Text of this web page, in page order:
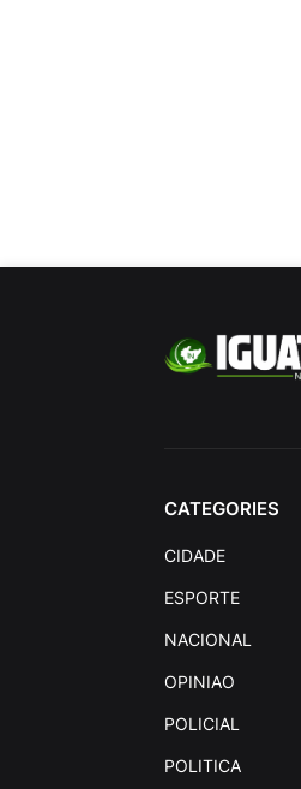
CATEGORIES
CIDADE
ESPORTE
NACIONAL
OPINIAO
POLICIAL
POLITICA